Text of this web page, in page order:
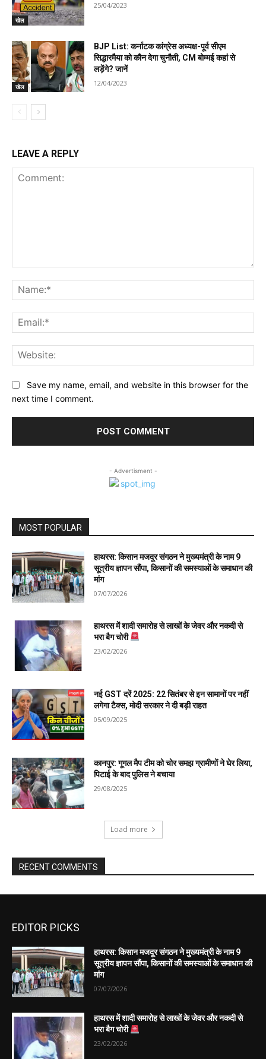
EDITOR PICKS
हाथरस: किसान मजदूर संगठन ने मुख्यमंत्री के नाम 9
सूत्रीय ज्ञापन सौंपा, किसानों की समस्याओं के समाधान की
मांग
07/07/2026
हाथरस में शादी समारोह से लाखों के जेवर और नकदी से
भरा बैग चोरी
23/02/2026